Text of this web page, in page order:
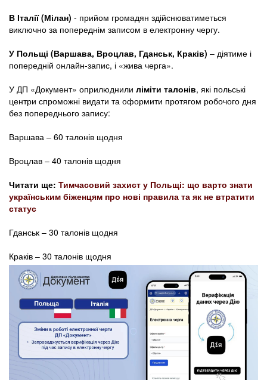
В Італії (Мілан) - прийом громадян здійснюватиметься
виключно за попереднім записом в електронну чергу.
У Польщі (Варшава, Вроцлав, Гданськ, Краків) – діятиме і
попередній онлайн-запис, і «жива черга».
У ДП «Документ» оприлюднили ліміти талонів, які польські
центри спроможні видати та оформити протягом робочого дня
без попереднього запису:
Варшава – 60 талонів щодня
Вроцлав – 40 талонів щодня
Читати ще: Тимчасовий захист у Польщі: що варто знати
українським біженцям про нові правила та як не втратити
статус
Гданськ – 30 талонів щодня
Краків – 30 талонів щодня